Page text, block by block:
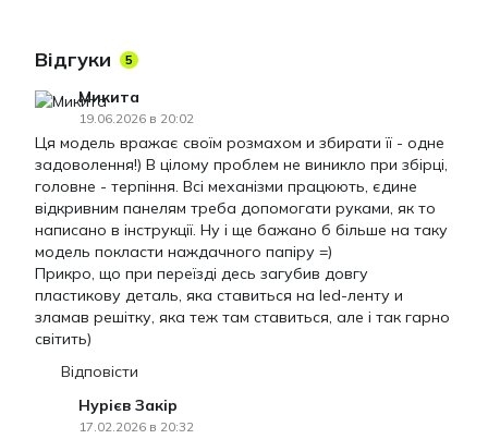
Відгуки 5
Микита
19.06.2026 в 20:02
Ця модель вражає своїм розмахом и збирати її - одне
задоволення!) В цілому проблем не виникло при збірці,
головне - терпіння. Всі механізми працюють, єдине
відкривним панелям треба допомогати руками, як то
написано в інструкції. Ну і ще бажано б більше на таку
модель покласти наждачного папіру =)
Прикро, що при переїзді десь загубив довгу
пластикову деталь, яка ставиться на led-ленту и
зламав решітку, яка теж там ставиться, але і так гарно
світить)
Відповісти
Нурієв Закір
17.02.2026 в 20:32